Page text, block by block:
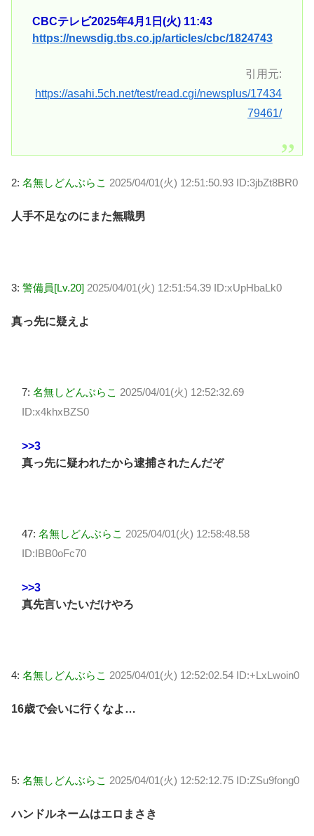
CBCテレビ2025年4月1日(火) 11:43
https://newsdig.tbs.co.jp/articles/cbc/1824743
引用元:
https://asahi.5ch.net/test/read.cgi/newsplus/17434
79461/
2: 名無しどんぶらこ 2025/04/01(火) 12:51:50.93 ID:3jbZt8BR0
人手不足なのにまた無職男
3: 警備員[Lv.20] 2025/04/01(火) 12:51:54.39 ID:xUpHbaLk0
真っ先に疑えよ
7: 名無しどんぶらこ 2025/04/01(火) 12:52:32.69
ID:x4khxBZS0
>>3
真っ先に疑われたから逮捕されたんだぞ
47: 名無しどんぶらこ 2025/04/01(火) 12:58:48.58
ID:IBB0oFc70
>>3
真先言いたいだけやろ
4: 名無しどんぶらこ 2025/04/01(火) 12:52:02.54 ID:+LxLwoin0
16歳で会いに行くなよ…
5: 名無しどんぶらこ 2025/04/01(火) 12:52:12.75 ID:ZSu9fong0
ハンドルネームはエロまさき